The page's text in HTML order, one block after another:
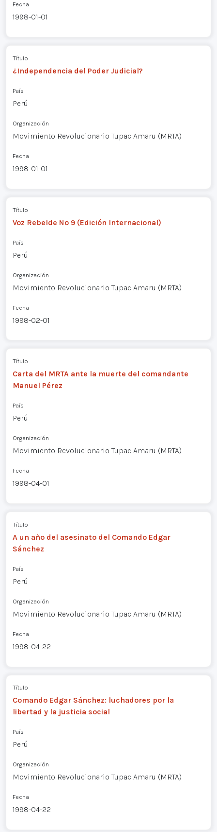
Fecha
1998-01-01
Título
¿Independencia del Poder Judicial?
País
Perú
Organización
Movimiento Revolucionario Tupac Amaru (MRTA)
Fecha
1998-01-01
Título
Voz Rebelde Nº 9 (Edición Internacional)
País
Perú
Organización
Movimiento Revolucionario Tupac Amaru (MRTA)
Fecha
1998-02-01
Título
Carta del MRTA ante la muerte del comandante
Manuel Pérez
País
Perú
Organización
Movimiento Revolucionario Tupac Amaru (MRTA)
Fecha
1998-04-01
Título
A un año del asesinato del Comando Edgar
Sánchez
País
Perú
Organización
Movimiento Revolucionario Tupac Amaru (MRTA)
Fecha
1998-04-22
Título
Comando Edgar Sánchez: luchadores por la
libertad y la justicia social
País
Perú
Organización
Movimiento Revolucionario Tupac Amaru (MRTA)
Fecha
1998-04-22